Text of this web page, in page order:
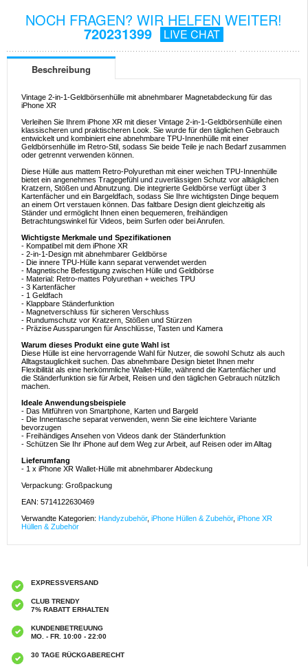
NOCH FRAGEN? WIR HELFEN WEITER!
720231399 LIVE CHAT
Beschreibung
Vintage 2-in-1-Geldbörsenhülle mit abnehmbarer Magnetabdeckung für das
iPhone XR
Verleihen Sie Ihrem iPhone XR mit dieser Vintage 2-in-1-Geldbörsenhülle einen
klassischeren und praktischeren Look. Sie wurde für den täglichen Gebrauch
entwickelt und kombiniert eine abnehmbare TPU-Innenhülle mit einer
Geldbörsenhülle im Retro-Stil, sodass Sie beide Teile je nach Bedarf zusammen
oder getrennt verwenden können.
Diese Hülle aus mattem Retro-Polyurethan mit einer weichen TPU-Innenhülle
bietet ein angenehmes Tragegefühl und zuverlässigen Schutz vor alltäglichen
Kratzern, Stößen und Abnutzung. Die integrierte Geldbörse verfügt über 3
Kartenfächer und ein Bargeldfach, sodass Sie Ihre wichtigsten Dinge bequem
an einem Ort verstauen können. Das faltbare Design dient gleichzeitig als
Ständer und ermöglicht Ihnen einen bequemeren, freihändigen
Betrachtungswinkel für Videos, beim Surfen oder bei Anrufen.
Wichtigste Merkmale und Spezifikationen
- Kompatibel mit dem iPhone XR
- 2-in-1-Design mit abnehmbarer Geldbörse
- Die innere TPU-Hülle kann separat verwendet werden
- Magnetische Befestigung zwischen Hülle und Geldbörse
- Material: Retro-mattes Polyurethan + weiches TPU
- 3 Kartenfächer
- 1 Geldfach
- Klappbare Ständerfunktion
- Magnetverschluss für sicheren Verschluss
- Rundumschutz vor Kratzern, Stößen und Stürzen
- Präzise Aussparungen für Anschlüsse, Tasten und Kamera
Warum dieses Produkt eine gute Wahl ist
Diese Hülle ist eine hervorragende Wahl für Nutzer, die sowohl Schutz als auch
Alltagstauglichkeit suchen. Das abnehmbare Design bietet Ihnen mehr
Flexibilität als eine herkömmliche Wallet-Hülle, während die Kartenfächer und
die Ständerfunktion sie für Arbeit, Reisen und den täglichen Gebrauch nützlich
machen.
Ideale Anwendungsbeispiele
- Das Mitführen von Smartphone, Karten und Bargeld
- Die Innentasche separat verwenden, wenn Sie eine leichtere Variante
bevorzugen
- Freihändiges Ansehen von Videos dank der Ständerfunktion
- Schützen Sie Ihr iPhone auf dem Weg zur Arbeit, auf Reisen oder im Alltag
Lieferumfang
- 1 x iPhone XR Wallet-Hülle mit abnehmbarer Abdeckung
Verpackung: Großpackung
EAN: 5714122630469
Verwandte Kategorien: Handyzubehör, iPhone Hüllen & Zubehör, iPhone XR
Hüllen & Zubehör
EXPRESSVERSAND
CLUB TRENDY
7% RABATT ERHALTEN
KUNDENBETREUUNG
MO. - FR. 10:00 - 22:00
30 TAGE RÜCKGABERECHT